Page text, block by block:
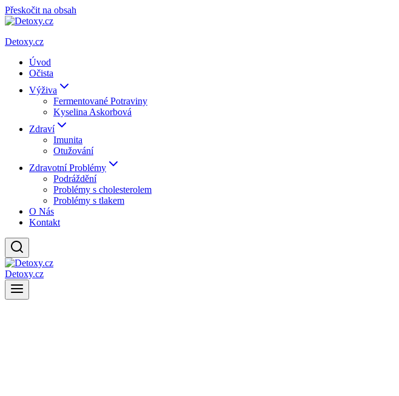
Přeskočit na obsah
Detoxy.cz
Úvod
Očista
Výživa
Fermentované Potraviny
Kyselina Askorbová
Zdraví
Imunita
Otužování
Zdravotní Problémy
Podráždění
Problémy s cholesterolem
Problémy s tlakem
O Nás
Kontakt
Detoxy.cz